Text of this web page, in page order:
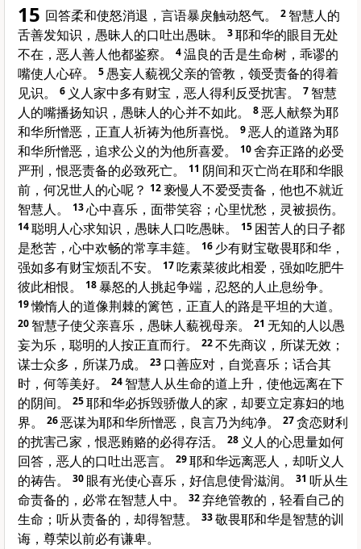
15 回答柔和使怒消退，言语暴戾触动怒气。 2 智慧人的
舌善发知识，愚昧人的口吐出愚昧。
3耶和华的眼目无处
不在，恶人善人他都鉴察。
4温良的舌是生命树，乖谬的
嘴使人心碎。
5 愚妄人藐视父亲的管教，领受责备的得着
见识。
6 义人家中多有财宝，恶人得利反受扰害。 7 智慧
人的嘴播扬知识，愚昧人的心并不如此。
8恶人献祭为耶
和华所憎恶，正直人祈祷为他所喜悦。
9恶人的道路为耶
和华所憎恶，追求公义的为他所喜爱。
10舍弃正路的必受
严刑，恨恶责备的必致死亡。
11 阴间和灭亡尚在耶和华眼
前，何况世人的心呢？ 12亵慢人不爱受责备，他也不就近
智慧人。
13心中喜乐，面带笑容；心里忧愁，灵被损伤。
14聪明人心求知识，愚昧人口吃愚昧。 15 困苦人的日子都
是愁苦，心中欢畅的常享丰筵。
16 少有财宝敬畏耶和华，
强如多有财宝烦乱不安。
17吃素菜彼此相爱，强如吃肥牛
彼此相恨。
18暴怒的人挑起争端，忍怒的人止息纷争。
19懒惰人的道像荆棘的篱笆，正直人的路是平坦的大道。
20 智慧子使父亲喜乐，愚昧人藐视母亲。 21 无知的人以愚
妄为乐，聪明的人按正直而行。
22不先商议，所谋无效；
谋士众多，所谋乃成。
23 口善应对，自觉喜乐；话合其
时，何等美好。
24 智慧人从生命的道上升，使他远离在下
的阴间。
25耶和华必拆毁骄傲人的家，却要立定寡妇的地
界。
26恶谋为耶和华所憎恶，良言乃为纯净。 27贪恋财利
的扰害己家，恨恶贿赂的必得存活。
28 义人的心思量如何
回答，恶人的口吐出恶言。
29耶和华远离恶人，却听义人
的祷告。
30 眼有光使心喜乐，好信息使骨滋润。 31 听从生
命责备的，必常在智慧人中。
32弃绝管教的，轻看自己的
生命；听从责备的，却得智慧。
33敬畏耶和华是智慧的训
诲，尊荣以前必有谦卑。